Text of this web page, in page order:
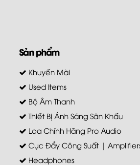
Sản phẩm
Khuyến Mãi
Used Items
Bộ Âm Thanh
Thiết Bị Ánh Sáng Sân Khấu
Loa Chính Hãng Pro Audio
Cục Đẩy Công Suất |
Headphones